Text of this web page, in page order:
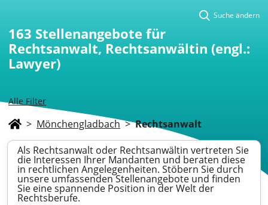
Alle Filter
Suche ändern
163 Stellenangebote für
Rechtsanwalt, Rechtsanwältin (engl.:
Lawyer)
> Mönchengladbach > Rechtsanwalt
Als Rechtsanwalt oder Rechtsanwältin vertreten Sie
die Interessen Ihrer Mandanten und beraten diese
in rechtlichen Angelegenheiten. Stöbern Sie durch
unsere umfassenden Stellenangebote und finden
Sie eine spannende Position in der Welt der
Rechtsberufe.